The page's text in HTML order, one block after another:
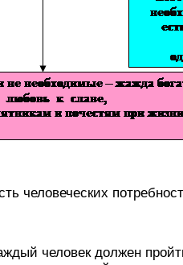
человеческих
человек должен